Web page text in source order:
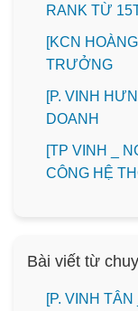
RANK TỪ
️[KCN
TRƯỞNG
️[P. VINH
DOANH
[TP VINH _
CÔNG HỆ
Bài viết từ
[P. VINH